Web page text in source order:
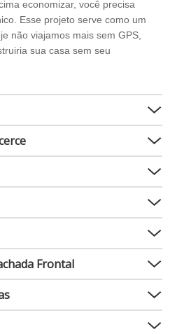
economizar, você precisa
Esse projeto serve como um
não viajamos mais sem GPS,
sua casa sem seu
Frontal